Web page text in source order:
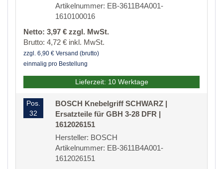
Artikelnummer: EB-3611B4A001-
1610100016
Netto: 3,97 € zzgl. MwSt.
Brutto: 4,72 € inkl. MwSt.
zzgl. 6,90 € Versand (brutto)
einmalig pro Bestellung
Lieferzeit: 10 Werktage
Pos.
32
BOSCH Knebelgriff SCHWARZ |
Ersatzteile für GBH 3-28 DFR |
1612026151
Hersteller: BOSCH
Artikelnummer: EB-3611B4A001-
1612026151